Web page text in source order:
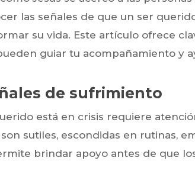
las señales de que un ser
su vida. Este artículo ofrece
guiar tu acompañamiento y
de sufrimiento
está en crisis requiere
sutiles, escondidas en rutinas,
brindar apoyo antes de que